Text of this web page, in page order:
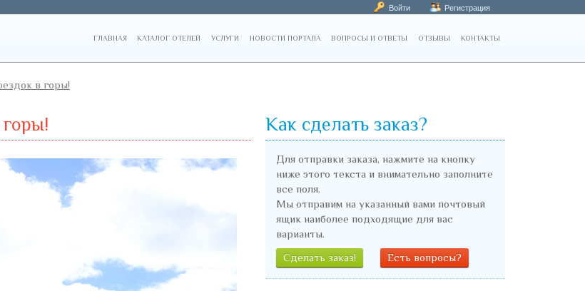
Войти Регистрация
ГЛАВНАЯ КАТАЛОГ ОТЕЛЕЙ УСЛУГИ НОВОСТИ ПОРТАЛА ВОПРОСЫ И ОТВЕТЫ ОТЗЫВЫ КОНТАКТЫ
в горы!
Как сделать заказ?
Для отправки заказа, нажмите на кнопку
ниже этого текста и внимательно заполните
все поля.
Мы отправим на указанный вами почтовый
ящик наиболее подходящие для вас
варианты.
Сделать заказ!
Есть вопросы?